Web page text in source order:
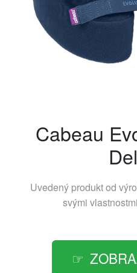
Cabeau
Uvedený produkt od
svými